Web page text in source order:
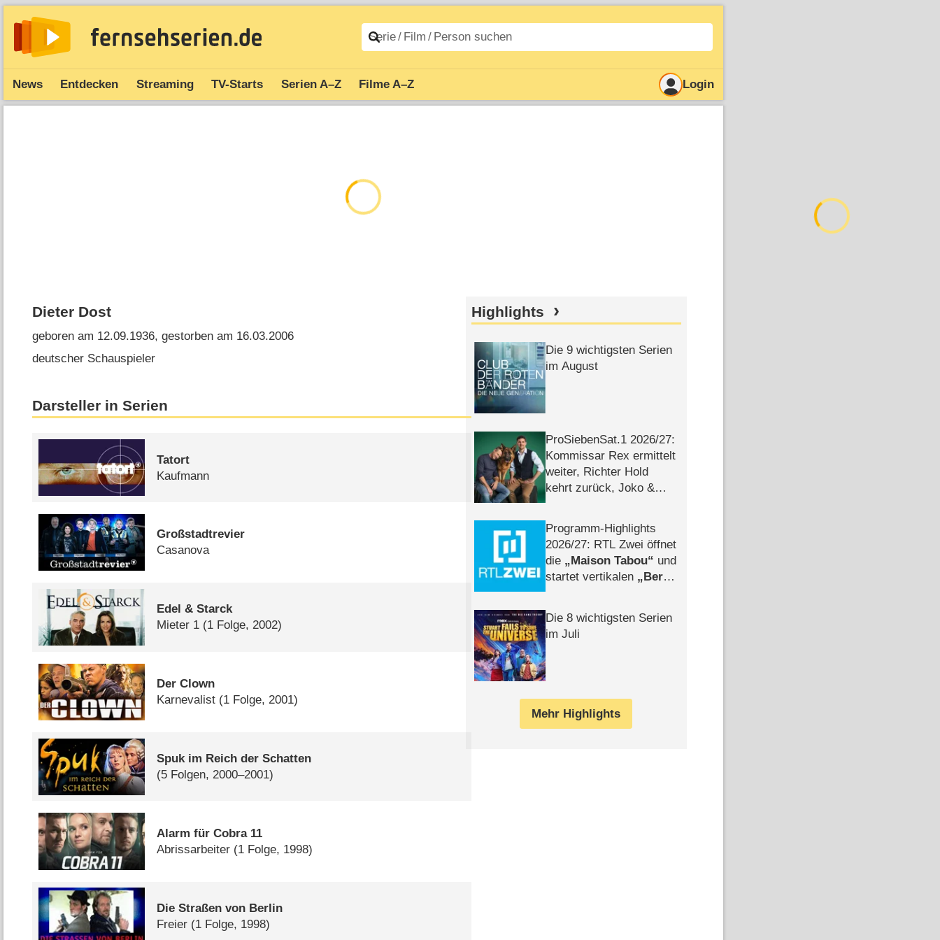
News Entdecken Streaming TV-Starts Serien A–Z Filme A–Z Login
Dieter Dost
geboren am 12.09.1936, gestorben am 16.03.2006
deutscher Schauspieler
Darsteller in Serien
Tatort
Kaufmann
Großstadtrevier
Casanova
Edel & Starck
Mieter 1 (1 Folge, 2002)
Der Clown
Karnevalist (1 Folge, 2001)
Spuk im Reich der Schatten
(5 Folgen, 2000–2001)
Alarm für Cobra 11
Abrissarbeiter (1 Folge, 1998)
Die Straßen von Berlin
Freier (1 Folge, 1998)
Highlights
Die 9 wichtigsten Serien
im August
ProSiebenSat.1 2026/​27:
Kommissar Rex ermittelt
weiter, Richter Hold
kehrt zurück, Joko &
Programm-Highlights
2026/​27: RTL Zwei öffnet
die
Maison Tabou
und
startet vertikalen
Berlin
Die 8 wichtigsten Serien
im Juli
Mehr Highlights